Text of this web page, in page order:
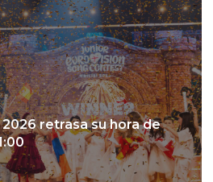
retrasa su hora de